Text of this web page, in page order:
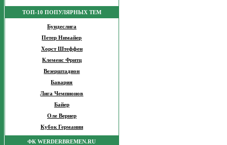
ТОП-10 ПОПУЛЯРНЫХ ТЕМ
Бундеслига
Петер Нимайер
Хорст Штеффен
Клеменс Фритц
Везерштадион
Бавария
Лига Чемпионов
Байер
Оле Вернер
Кубок Германии
ФК WERDERBREMEN.RU